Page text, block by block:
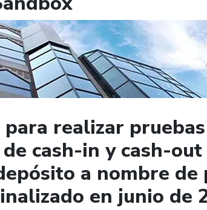
realizar
cash-in y cash-
a nombre
en junio de